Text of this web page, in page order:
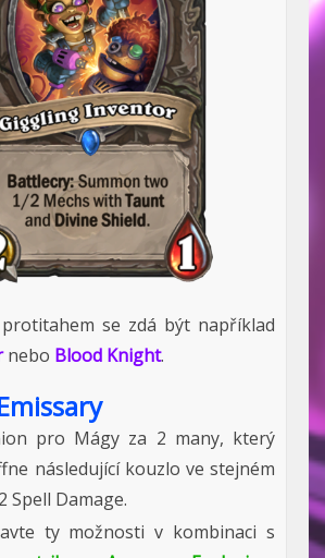
se zdá být například
nebo Blood Knight.
pro Mágy za 2 many, který
následující kouzlo ve stejném
Spell Damage.
ty možnosti v kombinaci s